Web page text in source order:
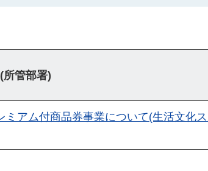
所管部署)
アム付商品券事業について(生活文化